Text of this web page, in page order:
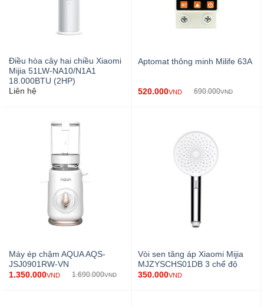
Điều hòa cây hai chiều Xiaomi
Mijia 51LW-NA10/N1A1
18.000BTU (2HP)
Liên hệ
Aptomat thông minh Milife 63A
520.000VND 690.000VND
Máy ép chậm AQUA AQS-
JSJ0901RW-VN
1.350.000VND 1.690.000VND
Vòi sen tăng áp Xiaomi Mijia
MJZYSCHS01DB 3 chế độ
350.000VND